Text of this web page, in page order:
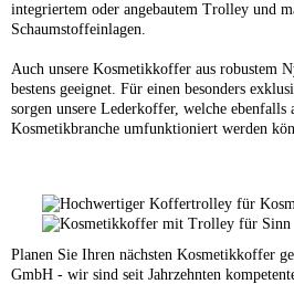
integriertem oder angebautem Trolley und
Schaumstoffeinlagen.
Auch unsere Kosmetikkoffer aus robustem
bestens geeignet. Für einen besonders
sorgen unsere Lederkoffer, welche
Kosmetikbranche umfunktioniert werden
Planen Sie Ihren nächsten Kosmetikkoffer
GmbH - wir sind seit Jahrzehnten